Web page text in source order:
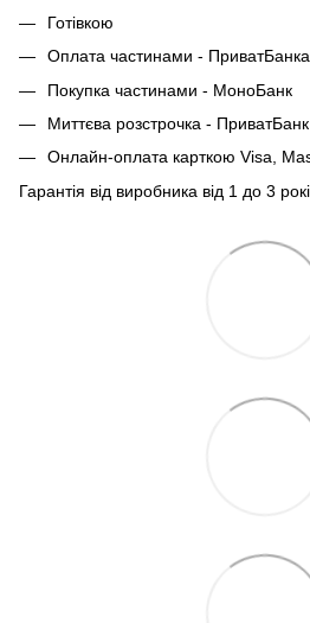
Готівкою
Оплата частинами - ПриватБанка
Покупка частинами - МоноБанк
Миттєва розстрочка - ПриватБанк
Онлайн-оплата карткою Visa,
Гарантія від виробника від 1 до 3